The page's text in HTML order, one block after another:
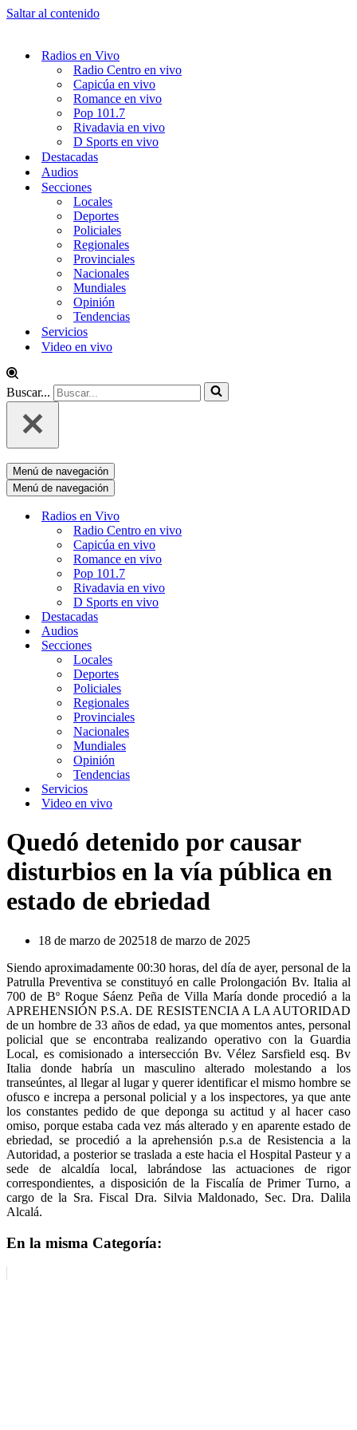
Saltar al contenido
Radios en Vivo
Radio Centro en vivo
Capicúa en vivo
Romance en vivo
Pop 101.7
Rivadavia en vivo
D Sports en vivo
Destacadas
Audios
Secciones
Locales
Deportes
Policiales
Regionales
Provinciales
Nacionales
Mundiales
Opinión
Tendencias
Servicios
Video en vivo
Buscar...
Menú de navegación
Menú de navegación
Radios en Vivo
Radio Centro en vivo
Capicúa en vivo
Romance en vivo
Pop 101.7
Rivadavia en vivo
D Sports en vivo
Destacadas
Audios
Secciones
Locales
Deportes
Policiales
Regionales
Provinciales
Nacionales
Mundiales
Opinión
Tendencias
Servicios
Video en vivo
Quedó detenido por causar
disturbios en la vía pública en
estado de ebriedad
18 de marzo de 202518 de marzo de 2025
Siendo aproximadamente 00:30 horas, del día de ayer, personal de la
Patrulla Preventiva se constituyó en calle Prolongación Bv. Italia al
700 de Bº Roque Sáenz Peña de Villa María donde procedió a la
APREHENSIÓN P.S.A. DE RESISTENCIA A LA AUTORIDAD
de un hombre de 33 años de edad, ya que momentos antes, personal
policial que se encontraba realizando operativo con la Guardia
Local, es comisionado a intersección Bv. Vélez Sarsfield esq. Bv
Italia donde habría un masculino alterado molestando a los
transeúntes, al llegar al lugar y querer identificar el mismo hombre se
ofusco e increpa a personal policial y a los inspectores, ya que ante
los constantes pedido de que deponga su actitud y al hacer caso
omiso, porque estaba cada vez más alterado y en aparente estado de
ebriedad, se procedió a la aprehensión p.s.a de Resistencia a la
Autoridad, a posterior se traslada a este hacia el Hospital Pasteur y a
sede de alcaldía local, labrándose las actuaciones de rigor
correspondientes, a disposición de la Fiscalía de Primer Turno, a
cargo de la Sra. Fiscal Dra. Silvia Maldonado, Sec. Dra. Dalila
Alcalá.
En la misma Categoría: